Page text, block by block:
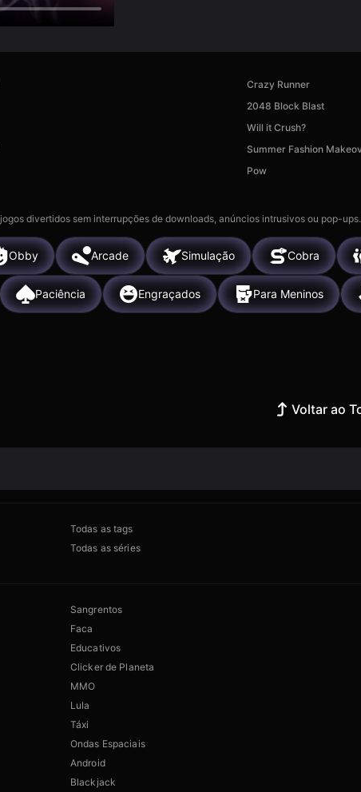
Crazy Runner
2048 Block Blast
Will it Crush?
Summer Fashion
Pow
divertidos sem interrupções de downloads, anúncios intrusivos ou pop-
Obby Arcade Simulação Cobra
Paciência Engraçados Para Meninos
Voltar ao
Todas as tags
Todas as séries
Sangrentos
Faca
Educativos
Clicker de Planeta
MMO
Lula
Táxi
Ondas Espaciais
Android
Blackjack